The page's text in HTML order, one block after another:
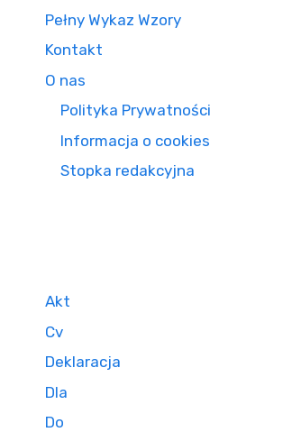
Pełny Wykaz Wzory
Kontakt
O nas
Polityka Prywatności
Informacja o cookies
Stopka redakcyjna
Akt
Cv
Deklaracja
Dla
Do